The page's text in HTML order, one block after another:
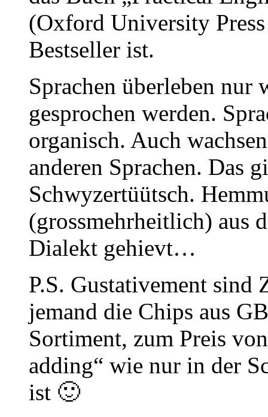
(Oxford University
Bestseller ist.
Sprachen überleben nur
gesprochen werden.
organisch. Auch
anderen Sprachen. Das
Schwyzertüütsch.
(grossmehrheitlich) aus
Dialekt gehievt…
P.S. Gustativement sind
jemand die Chips aus
Sortiment, zum Preis
adding“ wie nur in der
ist 🙂